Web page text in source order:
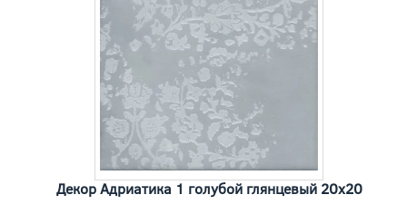
Декор Адриатика 1 голубой глянцевый 20x20